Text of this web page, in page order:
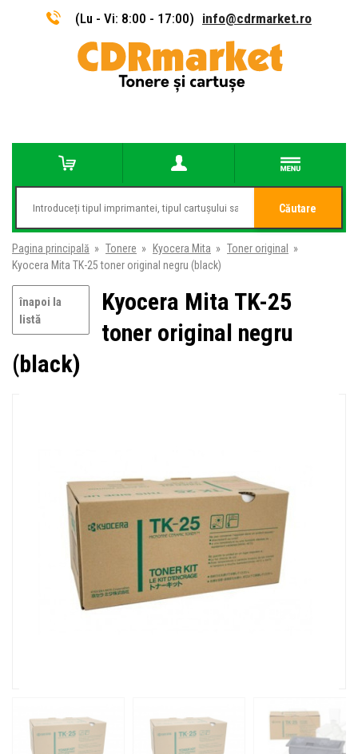
(Lu - Vi: 8:00 - 17:00) info@cdrmarket.ro
Căutare
Pagina principală » Tonere » Kyocera Mita » Toner original
»
Kyocera Mita TK-25 toner original negru (black)
înapoi la
listă
Kyocera Mita TK-25
toner original negru
(black)